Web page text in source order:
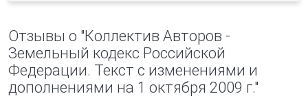
Отзывы о "Коллектив Авторов -
Земельный кодекс Российской
Федерации. Текст с изменениями и
дополнениями на 1 октября 2009 г."